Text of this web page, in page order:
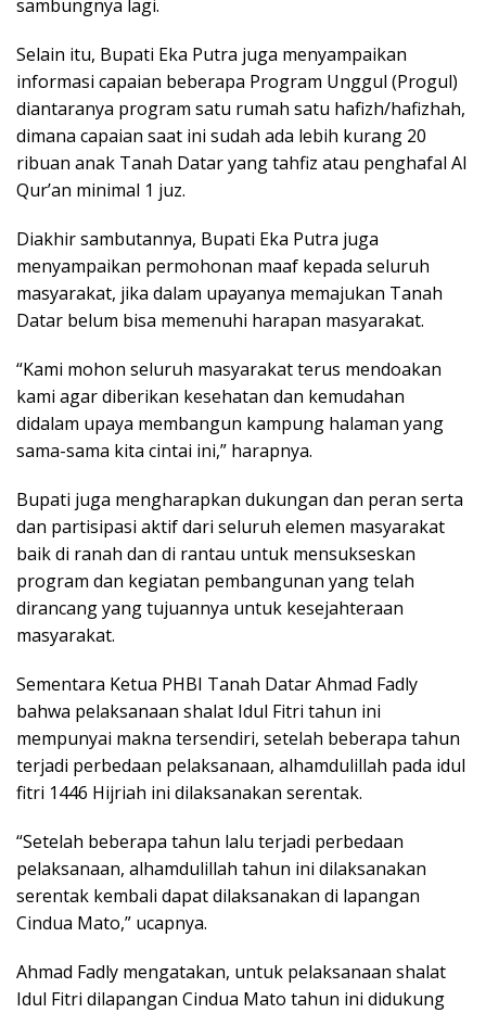
sambungnya lagi.
Selain itu, Bupati Eka Putra juga menyampaikan
informasi capaian beberapa Program Unggul (Progul)
diantaranya program satu rumah satu hafizh/hafizhah,
dimana capaian saat ini sudah ada lebih kurang 20
ribuan anak Tanah Datar yang tahfiz atau penghafal Al
Qur’an minimal 1 juz.
Diakhir sambutannya, Bupati Eka Putra juga
menyampaikan permohonan maaf kepada seluruh
masyarakat, jika dalam upayanya memajukan Tanah
Datar belum bisa memenuhi harapan masyarakat.
“Kami mohon seluruh masyarakat terus mendoakan
kami agar diberikan kesehatan dan kemudahan
didalam upaya membangun kampung halaman yang
sama-sama kita cintai ini,” harapnya.
Bupati juga mengharapkan dukungan dan peran serta
dan partisipasi aktif dari seluruh elemen masyarakat
baik di ranah dan di rantau untuk mensukseskan
program dan kegiatan pembangunan yang telah
dirancang yang tujuannya untuk kesejahteraan
masyarakat.
Sementara Ketua PHBI Tanah Datar Ahmad Fadly
bahwa pelaksanaan shalat Idul Fitri tahun ini
mempunyai makna tersendiri, setelah beberapa tahun
terjadi perbedaan pelaksanaan, alhamdulillah pada idul
fitri 1446 Hijriah ini dilaksanakan serentak.
“Setelah beberapa tahun lalu terjadi perbedaan
pelaksanaan, alhamdulillah tahun ini dilaksanakan
serentak kembali dapat dilaksanakan di lapangan
Cindua Mato,” ucapnya.
Ahmad Fadly mengatakan, untuk pelaksanaan shalat
Idul Fitri dilapangan Cindua Mato tahun ini didukung